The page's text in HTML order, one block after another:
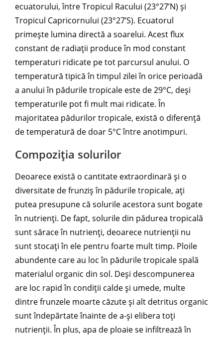
ecuatorului, între Tropicul Racului (23°27’N) și
Tropicul Capricornului (23°27’S). Ecuatorul
primește lumina directă a soarelui. Acest flux
constant de radiații produce în mod constant
temperaturi ridicate pe tot parcursul anului. O
temperatură tipică în timpul zilei în orice perioadă
a anului în pădurile tropicale este de 29°C, deși
temperaturile pot fi mult mai ridicate. În
majoritatea pădurilor tropicale, există o diferență
de temperatură de doar 5°C între anotimpuri.
Compoziția solurilor
Deoarece există o cantitate extraordinară și o
diversitate de frunziș în pădurile tropicale, ați
putea presupune că solurile acestora sunt bogate
în nutrienți. De fapt, solurile din pădurea tropicală
sunt sărace în nutrienți, deoarece nutrienții nu
sunt stocați în ele pentru foarte mult timp. Ploile
abundente care au loc în pădurile tropicale spală
materialul organic din sol. Deși descompunerea
are loc rapid în condiții calde și umede, multe
dintre frunzele moarte căzute și alt detritus organic
sunt îndepărtate înainte de a-și elibera toți
nutrienții. În plus, apa de ploaie se infiltrează în